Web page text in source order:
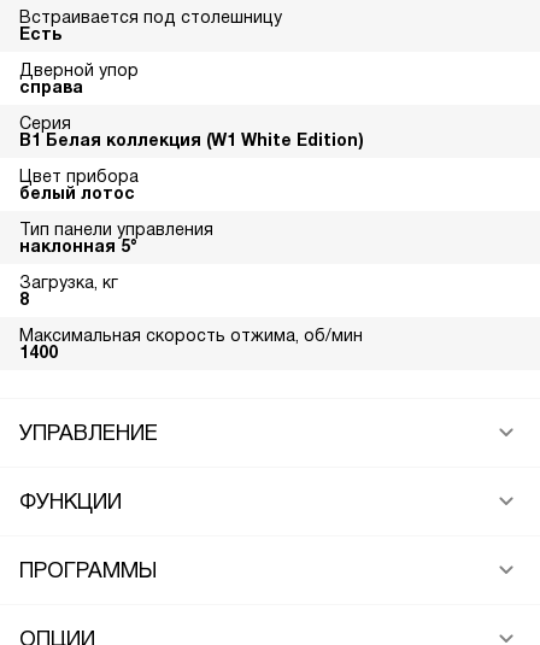
Встраивается под столешницу
Есть
Дверной упор
справа
Серия
В1 Белая коллекция (W1 White Edition)
Цвет прибора
белый лотос
Тип панели управления
наклонная 5°
Загрузка, кг
8
Максимальная скорость отжима, об/мин
1400
УПРАВЛЕНИЕ
ФУНКЦИИ
ПРОГРАММЫ
ОПЦИИ